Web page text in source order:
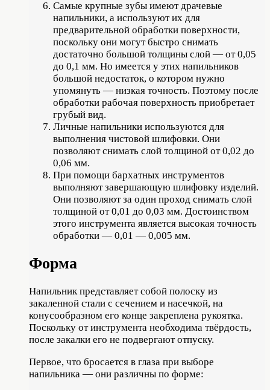
Самые крупные зубы имеют драчевые
напильники, а используют их для
предварительной обработки поверхности,
поскольку они могут быстро снимать
достаточно большой толщины слой — от 0,05
до 0,1 мм. Но имеется у этих напильников
большой недостаток, о котором нужно
упомянуть — низкая точность. Поэтому после
обработки рабочая поверхность приобретает
грубый вид.
Личные напильники используются для
выполнения чистовой шлифовки. Они
позволяют снимать слой толщиной от 0,02 до
0,06 мм.
При помощи бархатных инструментов
выполняют завершающую шлифовку изделий.
Они позволяют за один проход снимать слой
толщиной от 0,01 до 0,03 мм. Достоинством
этого инструмента является высокая точность
обработки — 0,01 — 0,005 мм.
Форма
Напильник представляет собой полоску из
закаленной стали с сечением и насечкой, на
конусообразном его конце закреплена рукоятка.
Поскольку от инструмента необходима твёрдость,
после закалки его не подвергают отпуску.
Первое, что бросается в глаза при выборе
напильника — они различны по форме: